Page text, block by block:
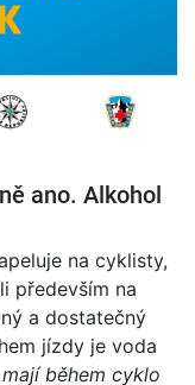
ano. Alkohol
na cyklisty,
především na
a dostatečný
jízdy je voda
během cyklo